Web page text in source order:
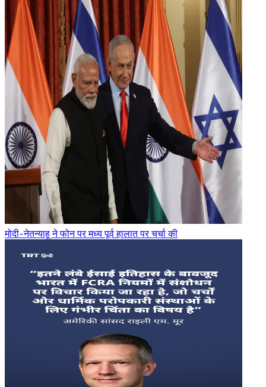
मोदी-नेतन्याहू ने फोन पर मध्य पूर्व हालात पर चर्चा की